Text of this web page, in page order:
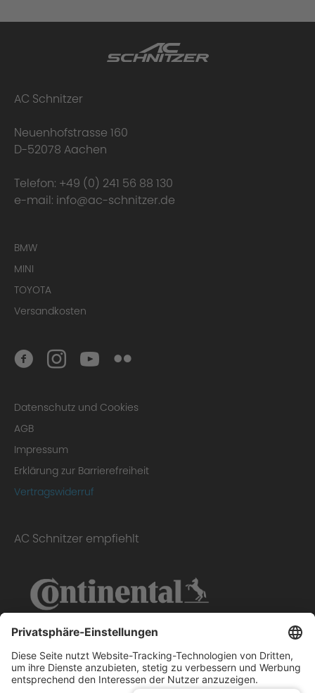
Conclusion
AC Schnitzer
Neuenhofstrasse 160
D-52078 Aachen
Telefon: +49 (0) 241 56 88 130
e-mail: info@ac-schnitzer.de
BMW
MINI
TOYOTA
Versandkosten
Datenschutz und Cookies
AGB
Impressum
Erklärung zur Barrierefreiheit
Vertragswiderruf
AC Schnitzer empfiehlt